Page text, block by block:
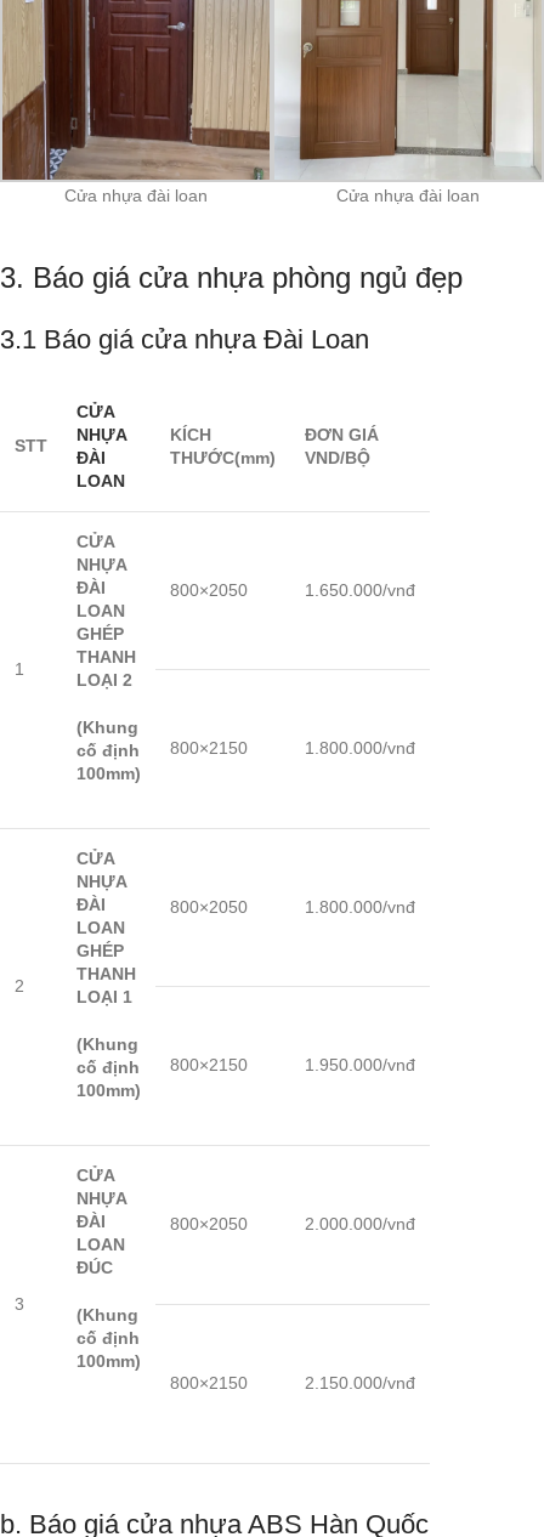
Cửa nhựa đài loan Cửa nhựa đài loan
3. Báo giá cửa nhựa phòng ngủ đẹp
3.1 Báo giá cửa nhựa Đài Loan
STT
CỬA
NHỰA
ĐÀI
LOAN
KÍCH
THƯỚC(mm)
ĐƠN GIÁ
VND/BỘ
1
CỬA
NHỰA
ĐÀI
LOAN
GHÉP
THANH
LOẠI 2
(Khung
cố định
100mm)
800×2050 1.650.000/vnđ
800×2150 1.800.000/vnđ
2
CỬA
NHỰA
ĐÀI
LOAN
GHÉP
THANH
LOẠI 1
(Khung
cố định
100mm)
800×2050 1.800.000/vnđ
800×2150 1.950.000/vnđ
3
CỬA
NHỰA
ĐÀI
LOAN
ĐÚC
(Khung
cố định
100mm)
800×2050 2.000.000/vnđ
800×2150 2.150.000/vnđ
b. Báo giá cửa nhựa ABS Hàn Quốc